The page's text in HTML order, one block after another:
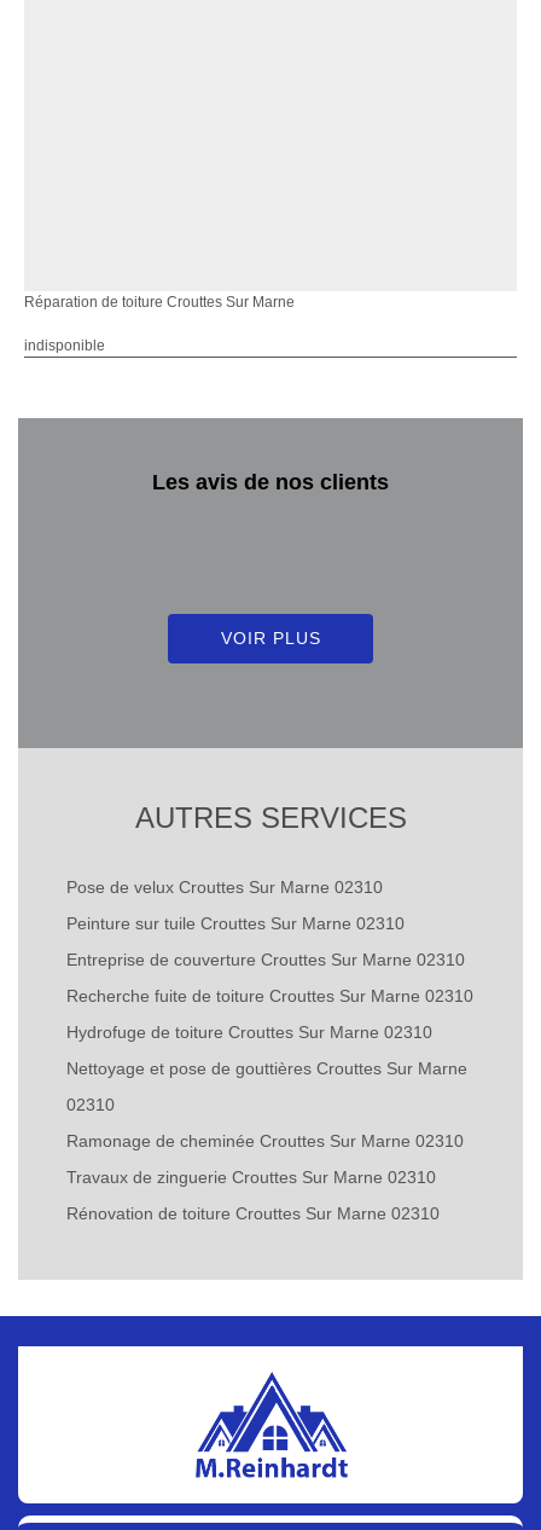
Réparation de toiture Crouttes Sur Marne
indisponible
Les avis de nos clients
VOIR PLUS
AUTRES SERVICES
Pose de velux Crouttes Sur Marne 02310
Peinture sur tuile Crouttes Sur Marne 02310
Entreprise de couverture Crouttes Sur Marne 02310
Recherche fuite de toiture Crouttes Sur Marne 02310
Hydrofuge de toiture Crouttes Sur Marne 02310
Nettoyage et pose de gouttières Crouttes Sur Marne
02310
Ramonage de cheminée Crouttes Sur Marne 02310
Travaux de zinguerie Crouttes Sur Marne 02310
Rénovation de toiture Crouttes Sur Marne 02310